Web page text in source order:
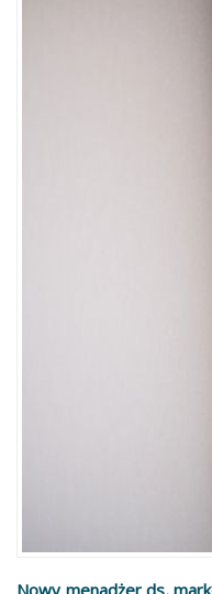
Nowy menadżer ds.